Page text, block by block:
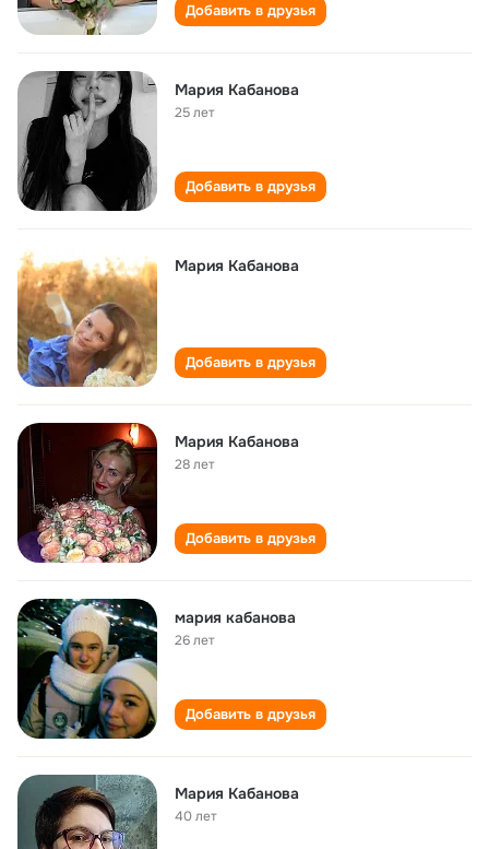
Добавить в друзья
Мария Кабанова
25 лет
Добавить в друзья
Мария Кабанова
Добавить в друзья
Мария Кабанова
28 лет
Добавить в друзья
мария кабанова
26 лет
Добавить в друзья
Мария Кабанова
40 лет